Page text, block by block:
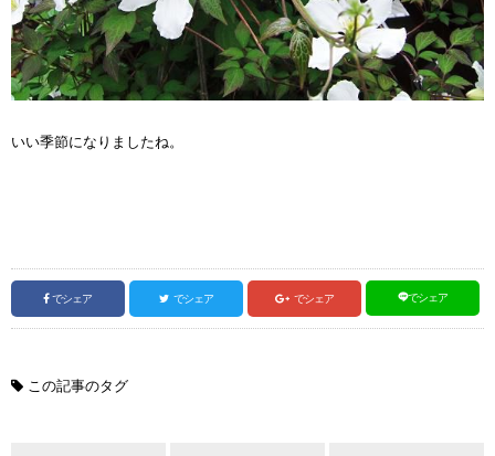
いい季節になりましたね。
でシェア でシェア でシェア でシェア
この記事のタグ